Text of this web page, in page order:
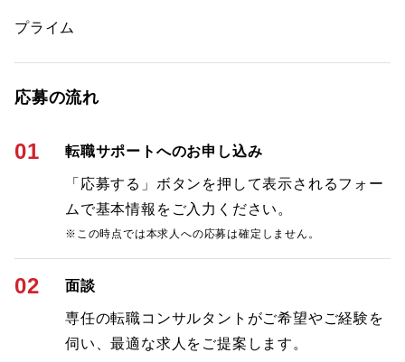
プライム
応募の流れ
01 転職サポートへのお申し込み
「応募する」ボタンを押して表示されるフォー
ムで基本情報をご入力ください。
※この時点では本求人への応募は確定しません。
02 面談
専任の転職コンサルタントがご希望やご経験を
伺い、最適な求人をご提案します。